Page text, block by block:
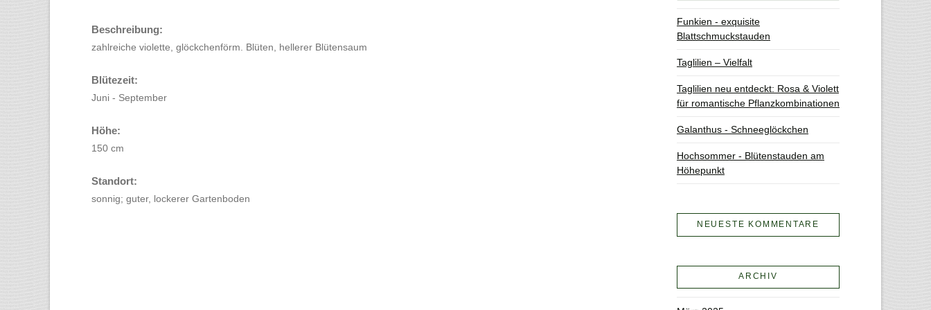
Beschreibung:
zahlreiche violette, glöckchenförm. Blüten, hellerer Blütensaum
Blütezeit:
Juni - September
Höhe:
150 cm
Standort:
sonnig; guter, lockerer Gartenboden
Funkien - exquisite
Blattschmuckstauden
Taglilien – Vielfalt
Taglilien neu entdeckt: Rosa & Violett
für romantische Pflanzkombinationen
Galanthus - Schneeglöckchen
Hochsommer - Blütenstauden am
Höhepunkt
NEUESTE KOMMENTARE
ARCHIV